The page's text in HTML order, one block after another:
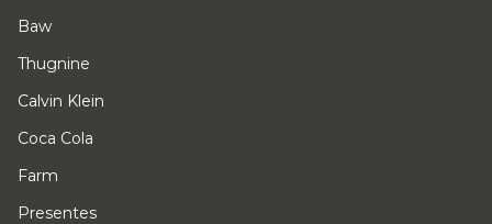
Baw
Thugnine
Calvin Klein
Coca Cola
Farm
Presentes